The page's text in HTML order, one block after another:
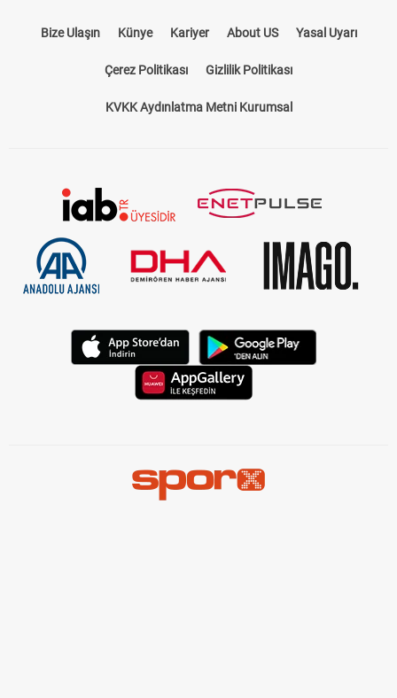
Bize Ulaşın Künye Kariyer About US Yasal Uyarı
Çerez Politikası Gizlilik Politikası
KVKK Aydınlatma Metni Kurumsal